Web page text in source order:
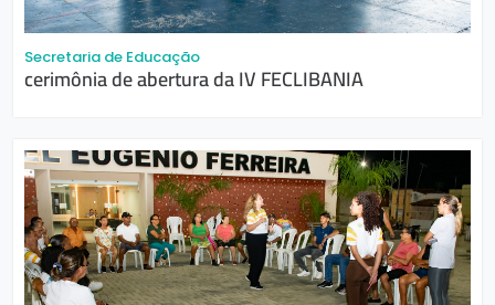
Secretaria de Educação
cerimônia de abertura da IV FECLIBANIA